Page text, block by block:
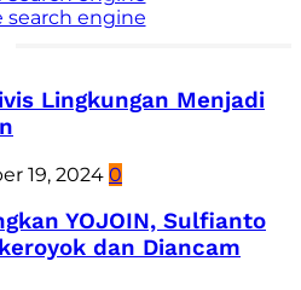
Lingkungan Menjadi
19, 2024 0
YOJOIN, Sulfianto
dan Diancam